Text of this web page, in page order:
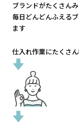
ブランドがたくさん
毎日どんどんふえる
ます
仕入れ作業にたくさ